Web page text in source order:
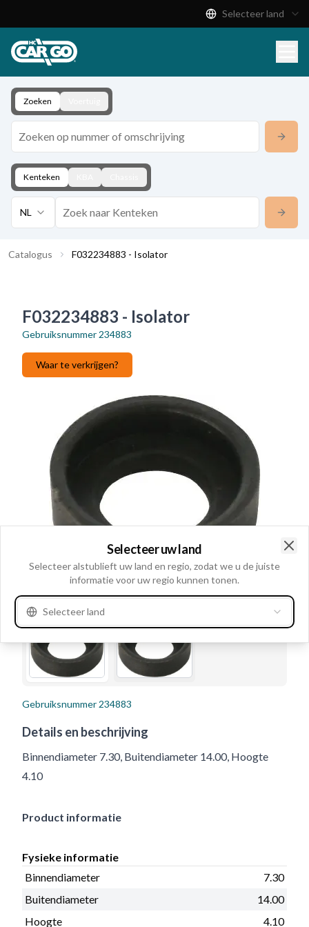
Download
Contact
Selecteer land
Zoeken
Kenteken
NL
Catalogus F032234883 - Isolator
F032234883 - Isolator
Gebruiksnummer 234883
Waar te verkrijgen?
Gebruiksnummer 234883
Details en beschrijving
Binnendiameter 7.30, Buitendiameter 14.00, Hoogte
4.10
Product informatie
Fysieke informatie
Binnendiameter
7.30
Buitendiameter
14.00
Hoogte
4.10
Selecteer uw land
Selecteer alstublieft uw land en regio, zodat we u de juiste
informatie voor uw regio kunnen tonen.
Selecteer land